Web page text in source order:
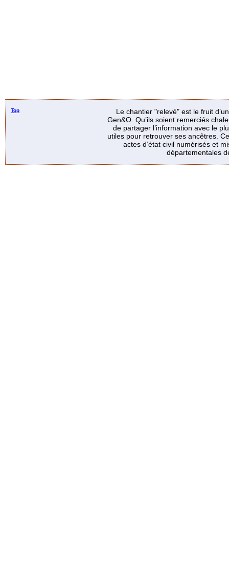
Top
Le chantier "relevé" est le fruit
Gen&O. Qu’ils soient remerciés
de partager l’information avec le
utiles pour retrouver ses ancêtres.
actes d’état civil numérisés et
départementales